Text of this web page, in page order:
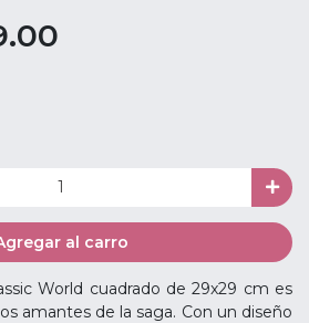
al carro
World cuadrado de 29x29 cm es
amantes de la saga. Con un diseño